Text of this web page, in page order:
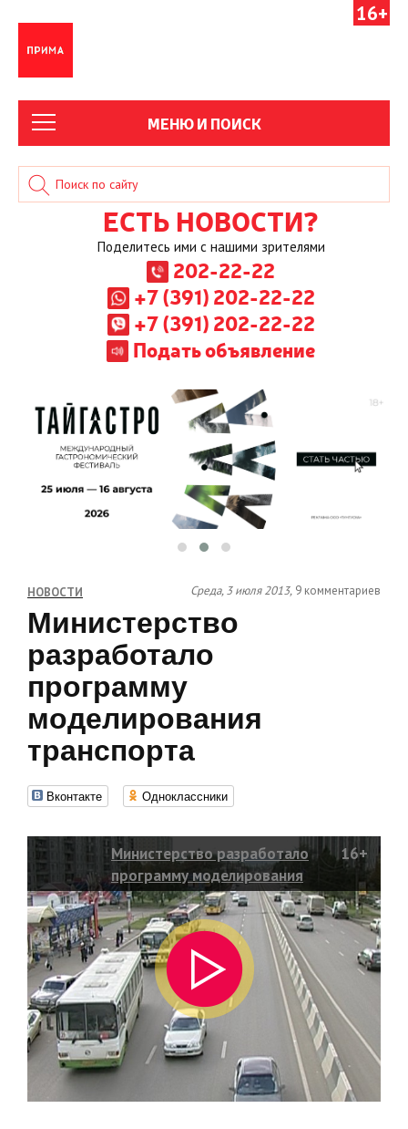
16+
МЕНЮ И ПОИСК
ЕСТЬ НОВОСТИ?
Поделитесь ими с нашими зрителями
202-22-22
+7 (391) 202-22-22
+7 (391) 202-22-22
Подать объявление
НОВОСТИ Среда, 3 июля 2013, 9 комментариев
Министерство
разработало
программу
моделирования
транспорта
Вконтакте Одноклассники
Министерство разработало
программу моделирования
транспорта
16+